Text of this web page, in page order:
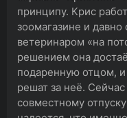
принципу. Крис
зоомагазине и давно
ветеринаром «на
решением она
подаренную отцом,
решат за неё.
совместному